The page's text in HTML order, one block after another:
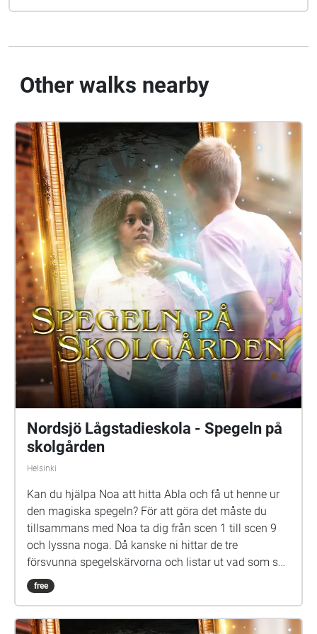
Other walks nearby
Nordsjö Lågstadieskola - Spegeln på
skolgården
Helsinki
Kan du hjälpa Noa att hitta Abla och få ut henne ur
den magiska spegeln? För att göra det måste du
tillsammans med Noa ta dig från scen 1 till scen 9
och lyssna noga. Då kanske ni hittar de tre
försvunna spegelskärvorna och listar ut vad som ska
göras med dem. Det kan hända att fler försvunna
barn dyker upp i skärvorna. På skolgården kommer
här skolan för länge sen. Hon är virrig, men det lönar
free